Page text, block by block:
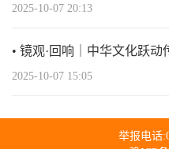
2025-10-07 20:13
镜观·回响｜中华文化跃动
2025-10-07 15:05
举报电话